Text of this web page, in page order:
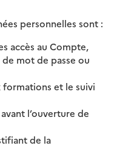
personnelles sont :
accès au Compte,
mot de passe ou
et le suivi
l’ouverture de
de la